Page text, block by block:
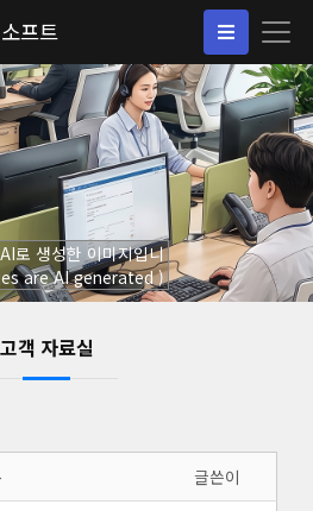
프트
로 생성한 이미지입니
are AI generated )
고객 자료실
글쓴이